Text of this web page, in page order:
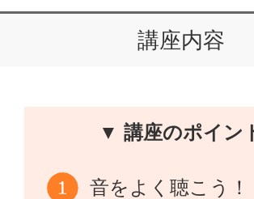
講座内容
▼ 講座のポイン
音をよく聴こう！